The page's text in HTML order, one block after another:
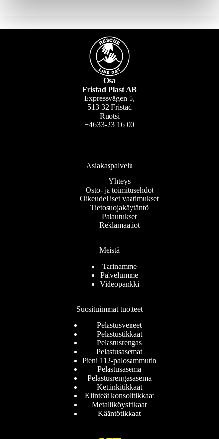
Osa
Fristad Plast AB
Expressvägen 5,
513 32 Fristad
Ruotsi
+4633-23 16 00
Asiakaspalvelu
Yhteys
Osto- ja toimitusehdot
Oikeudelliset vaatimukset
Tietosuojakäytäntö
Palautukset
Reklamaatiot
Meistä
Tarinamme
Palvelumme
Videopankki
Suosituimmat tuotteet
Pelastusveneet
Pelastustikkaat
Pelastusrengas
Pelastusasemat
Pieni 112-palosammutin
Pelastusasema
Pelastusrengasasema
Kettinkitikkaat
Kiinteät konsolitikkaat
Metalliköysitikaat
Kääntötikkaat